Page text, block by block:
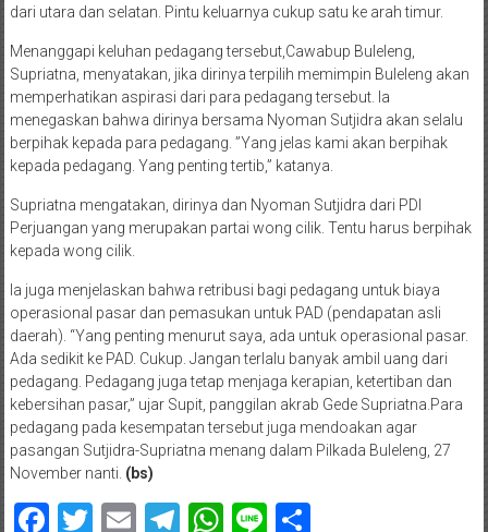
dari utara dan selatan. Pintu keluarnya cukup satu ke arah timur.
Menanggapi keluhan pedagang tersebut,Cawabup Buleleng,
Supriatna, menyatakan, jika dirinya terpilih memimpin Buleleng akan
memperhatikan aspirasi dari para pedagang tersebut. Ia
menegaskan bahwa dirinya bersama Nyoman Sutjidra akan selalu
berpihak kepada para pedagang. ”Yang jelas kami akan berpihak
kepada pedagang. Yang penting tertib,” katanya.
Supriatna mengatakan, dirinya dan Nyoman Sutjidra dari PDI
Perjuangan yang merupakan partai wong cilik. Tentu harus berpihak
kepada wong cilik.
Ia juga menjelaskan bahwa retribusi bagi pedagang untuk biaya
operasional pasar dan pemasukan untuk PAD (pendapatan asli
daerah). “Yang penting menurut saya, ada untuk operasional pasar.
Ada sedikit ke PAD. Cukup. Jangan terlalu banyak ambil uang dari
pedagang. Pedagang juga tetap menjaga kerapian, ketertiban dan
kebersihan pasar,” ujar Supit, panggilan akrab Gede Supriatna.Para
pedagang pada kesempatan tersebut juga mendoakan agar
pasangan Sutjidra-Supriatna menang dalam Pilkada Buleleng, 27
November nanti. (bs)
Facebook
Twitter
EmailTelegram
WhatsApp
LineShare